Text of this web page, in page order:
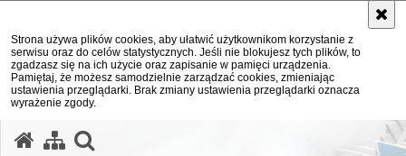
Strona używa plików cookies, aby ułatwić użytkownikom korzystanie z
serwisu oraz do celów statystycznych. Jeśli nie blokujesz tych plików, to
zgadzasz się na ich użycie oraz zapisanie w pamięci urządzenia.
Pamiętaj, że możesz samodzielnie zarządzać cookies, zmieniając
ustawienia przeglądarki. Brak zmiany ustawienia przeglądarki oznacza
wyrażenie zgody.